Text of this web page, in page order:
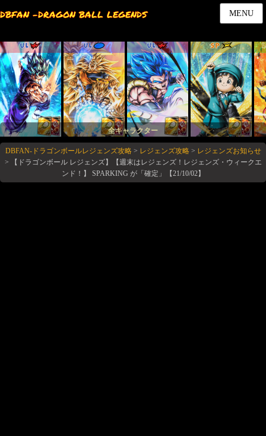
DBFAN -DRAGON BALL LEGENDS MENU
UL UL UL SP
全キャラクター
DBFAN-ドラゴンボールレジェンズ攻略> レジェンズ攻略> レジェンズお知らせ
>
【ドラゴンボール レジェンズ】【週末はレジェンズ！レジェンズ・ウィークエ
ンド！】 SPARKING が「確定」【21/10/02】